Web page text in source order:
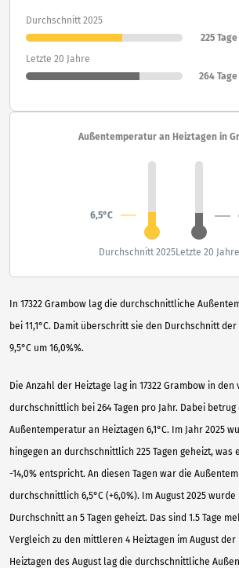
In 17322 Grambow lag die durchschnittliche
bei 11,1°C. Damit überschritt sie den Durchschnitt
9,5°C um 16,0%%.
Die Anzahl der Heiztage lag in 17322 Grambow in
durchschnittlich bei 264 Tagen pro Jahr. Dabei
Außentemperatur an Heiztagen 6,1°C. Im Jahr 2025
hingegen an durchschnittlich 225 Tagen geheizt, was
-14,0% entspricht. An diesen Tagen war die
durchschnittlich 6,5°C (+6,0%). Im August 2025 wurde
Durchschnitt an 5 Tagen geheizt. Das sind 1.5 Tage
Vergleich zu den mittleren 4 Heiztagen im August der
Heiztagen des August lag die durchschnittliche
Durchschnitt 2025
225 Tage
Letzte 20 Jahre
264 Tage
Außentemperatur an Heiztagen in
6,5°C
Durchschnitt 2025Letzte 20 Jahre